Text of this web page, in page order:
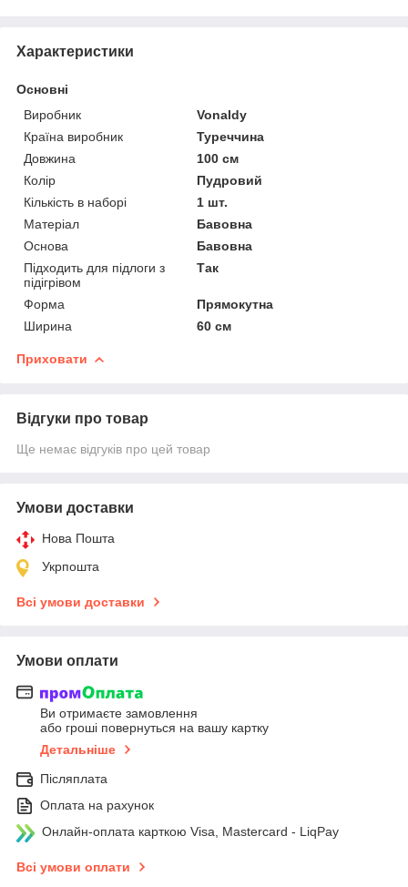
Характеристики
Основні
Виробник
Vonaldy
Країна виробник
Туреччина
Довжина
100 см
Колір
Пудровий
Кількість в наборі
1 шт.
Матеріал
Бавовна
Основа
Бавовна
Підходить для підлоги з
підігрівом
Так
Форма
Прямокутна
Ширина
60 см
Приховати
Відгуки про товар
Ще немає відгуків про цей товар
Умови доставки
Нова Пошта
Укрпошта
Всі умови доставки
Умови оплати
Ви отримаєте замовлення
або гроші повернуться на вашу картку
Детальніше
Післяплата
Оплата на рахунок
Онлайн-оплата карткою Visa, Mastercard - LiqPay
Всі умови оплати